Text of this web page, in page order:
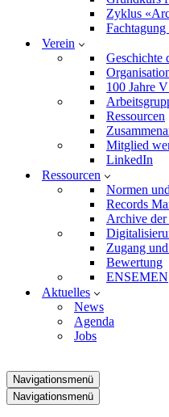
Zyklus
Verein
Geschichte
100 Jahre
Ressourcen
Mitglied
LinkedIn
Ressourcen
Normen
Records
Archive
Zugang
Bewertung
ENSEMEN
Aktuelles
News
Agenda
Jobs
Navigationsmenü
Navigationsmenü